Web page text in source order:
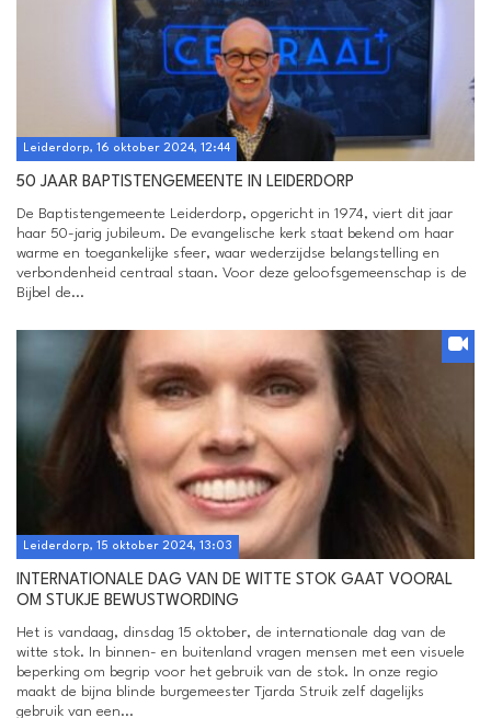
Leiderdorp, 16 oktober 2024, 12:44
50 JAAR BAPTISTENGEMEENTE IN LEIDERDORP
De Baptistengemeente Leiderdorp, opgericht in 1974, viert dit jaar
haar 50-jarig jubileum. De evangelische kerk staat bekend om haar
warme en toegankelijke sfeer, waar wederzijdse belangstelling en
verbondenheid centraal staan. Voor deze geloofsgemeenschap is de
Bijbel de...
Leiderdorp, 15 oktober 2024, 13:03
INTERNATIONALE DAG VAN DE WITTE STOK GAAT VOORAL
OM STUKJE BEWUSTWORDING
Het is vandaag, dinsdag 15 oktober, de internationale dag van de
witte stok. In binnen- en buitenland vragen mensen met een visuele
beperking om begrip voor het gebruik van de stok. In onze regio
maakt de bijna blinde burgemeester Tjarda Struik zelf dagelijks
gebruik van een...